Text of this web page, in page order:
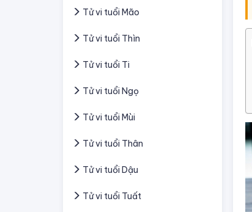
Tử vi tuổi Mão
Tử vi tuổi Thìn
Tử vi tuổi Ti
Tử vi tuổi Ngọ
Tử vi tuổi Mùi
Tử vi tuổi Thân
Tử vi tuổi Dậu
Tử vi tuổi Tuất